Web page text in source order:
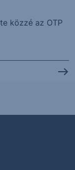
közzé az OTP